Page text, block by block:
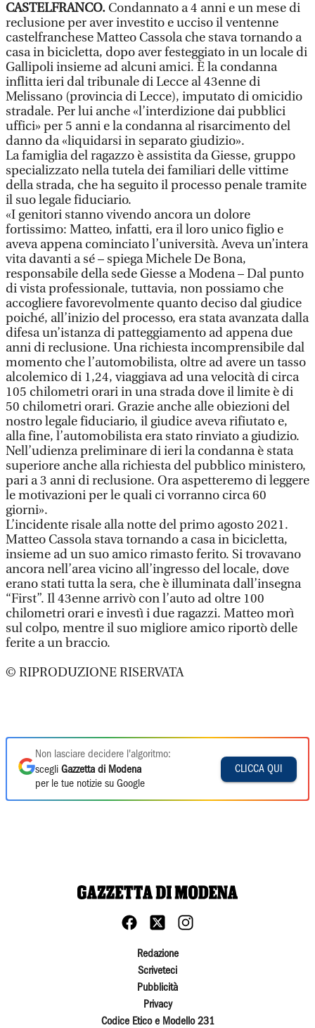
CASTELFRANCO. Condannato a 4 anni e un mese di
reclusione per aver investito e ucciso il ventenne
castelfranchese Matteo Cassola che stava tornando a
casa in bicicletta, dopo aver festeggiato in un locale di
Gallipoli insieme ad alcuni amici. È la condanna
inflitta ieri dal tribunale di Lecce al 43enne di
Melissano (provincia di Lecce), imputato di omicidio
stradale. Per lui anche «l’interdizione dai pubblici
uffici» per 5 anni e la condanna al risarcimento del
danno da «liquidarsi in separato giudizio».
La famiglia del ragazzo è assistita da Giesse, gruppo
specializzato nella tutela dei familiari delle vittime
della strada, che ha seguito il processo penale tramite
il suo legale fiduciario.
«I genitori stanno vivendo ancora un dolore
fortissimo: Matteo, infatti, era il loro unico figlio e
aveva appena cominciato l’università. Aveva un’intera
vita davanti a sé – spiega Michele De Bona,
responsabile della sede Giesse a Modena – Dal punto
di vista professionale, tuttavia, non possiamo che
accogliere favorevolmente quanto deciso dal giudice
poiché, all’inizio del processo, era stata avanzata dalla
difesa un’istanza di patteggiamento ad appena due
anni di reclusione. Una richiesta incomprensibile dal
momento che l’automobilista, oltre ad avere un tasso
alcolemico di 1,24, viaggiava ad una velocità di circa
105 chilometri orari in una strada dove il limite è di
50 chilometri orari. Grazie anche alle obiezioni del
nostro legale fiduciario, il giudice aveva rifiutato e,
alla fine, l’automobilista era stato rinviato a giudizio.
Nell’udienza preliminare di ieri la condanna è stata
superiore anche alla richiesta del pubblico ministero,
pari a 3 anni di reclusione. Ora aspetteremo di leggere
le motivazioni per le quali ci vorranno circa 60
giorni».
L’incidente risale alla notte del primo agosto 2021.
Matteo Cassola stava tornando a casa in bicicletta,
insieme ad un suo amico rimasto ferito. Si trovavano
ancora nell’area vicino all’ingresso del locale, dove
erano stati tutta la sera, che è illuminata dall’insegna
“First”. Il 43enne arrivò con l’auto ad oltre 100
chilometri orari e investì i due ragazzi. Matteo morì
sul colpo, mentre il suo migliore amico riportò delle
ferite a un braccio.
© RIPRODUZIONE RISERVATA
Non lasciare decidere l'algoritmo:
scegli Gazzetta di Modena
per le tue notizie su Google
CLICCA QUI
Redazione
Scriveteci
Pubblicità
Privacy
Codice Etico e Modello 231